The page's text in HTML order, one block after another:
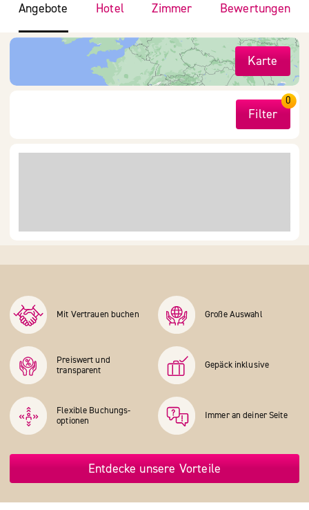
Angebote Hotel Zimmer Bewertungen
Karte
Filter
0
Mit Vertrauen buchen Große Auswahl
Preiswert und
transparent
Gepäck inklusive
Flexible Buchungs­
optionen
Immer an deiner Seite
Entdecke unsere Vorteile